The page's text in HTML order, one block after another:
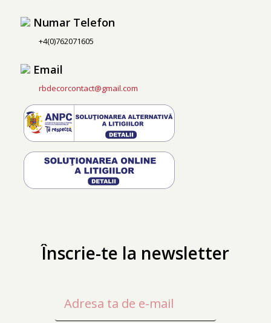
Numar Telefon
+4(0)762071605
Email
rbdecorcontact@gmail.com
Înscrie-te la newsletter